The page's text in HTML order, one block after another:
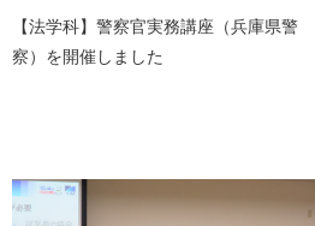
【法学科】警察官実務講座（兵庫県警
察）を開催しました